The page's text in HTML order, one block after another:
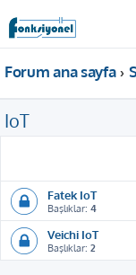
Forum ana sayfa
IoT
Fatek IoT
Başlıklar: 4
Veichi IoT
Başlıklar: 2